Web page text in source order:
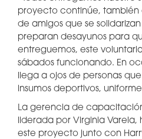
proyecto continúe,
de amigos que se
preparan desayunos para
entreguemos, este
sábados funcionando. En
llega a ojos de personas
insumos deportivos,
La gerencia de
liderada por Virginia Varela,
este proyecto junto con